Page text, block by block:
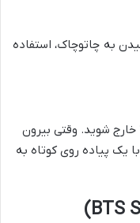
به چاتوچاک، استفاده
از خروجی شماره ۱ خارج شوید. وقتی بیرون
یک پیاده روی کوتاه به